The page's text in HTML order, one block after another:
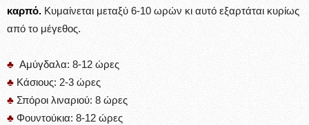
καρπό. Κυμαίνεται μεταξύ 6-10 ωρών κι αυτό εξαρτάται κυρίως
από το μέγεθος.
♣ Αμύγδαλα: 8-12 ώρες
♣ Κάσιους: 2-3 ώρες
♣ Σπόροι λιναριού: 8 ώρες
♣ Φουντούκια: 8-12 ώρες